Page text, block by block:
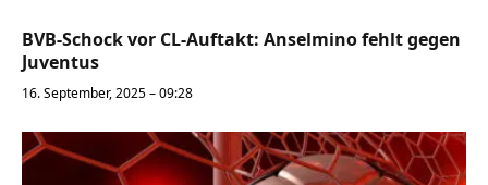
BVB-Schock vor CL-Auftakt: Anselmino fehlt gegen
Juventus
16. September, 2025 – 09:28